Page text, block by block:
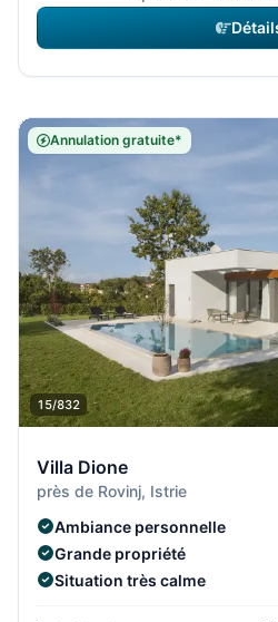
Annulation gratuite*
15/832
Villa Dione
près de Rovinj, Istrie
Ambiance personnelle
Grande propriété
Situation très calme